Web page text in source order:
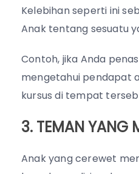
Kelebihan seperti ini
Anak tentang sesuatu
Contoh, jika Anda
mengetahui pendapat
kursus di tempat
3. TEMAN YANG
Anak yang cerewet